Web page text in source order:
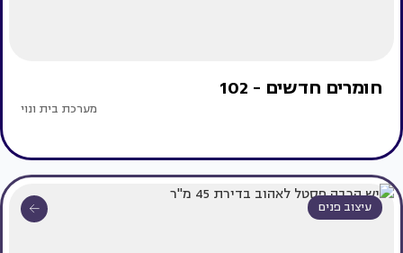
חומרים חדשים - 102
מערכת בית ונוי
עיצוב פנים